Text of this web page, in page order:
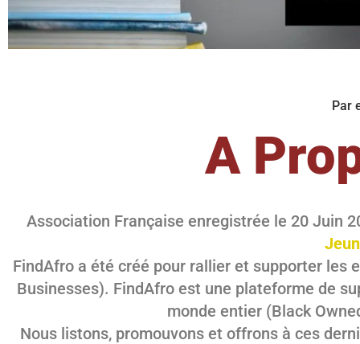
Par
A
Association Française enregistrée le 20 Juin
FindAfro a été créé pour rallier et supporter les
Businesses). FindAfro est une plateforme de
monde entier (Black
Nous listons, promouvons et offrons à ces